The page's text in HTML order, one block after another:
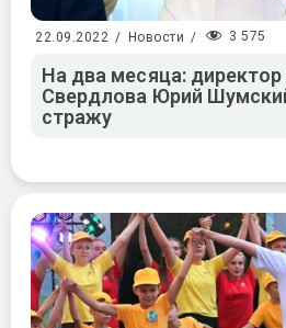
22.09.2022 / Новости / 3 575
На два месяца:
Свердлова Юрий
стражу